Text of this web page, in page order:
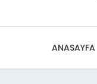
ANASAYFA